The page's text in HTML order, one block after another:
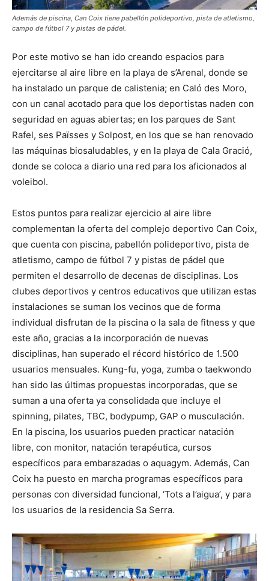
Además de piscina, Can Coix tiene pabellón polideportivo, pista de atletismo,
campo de fútbol 7 y pistas de pádel.
Por este motivo se han ido creando espacios para
ejercitarse al aire libre en la playa de s’Arenal, donde se
ha instalado un parque de calistenia; en Caló des Moro,
con un canal acotado para que los deportistas naden con
seguridad en aguas abiertas; en los parques de Sant
Rafel, ses Païsses y Solpost, en los que se han renovado
las máquinas biosaludables, y en la playa de Cala Gració,
donde se coloca a diario una red para los aficionados al
voleibol.
Estos puntos para realizar ejercicio al aire libre
complementan la oferta del complejo deportivo Can Coix,
que cuenta con piscina, pabellón polideportivo, pista de
atletismo, campo de fútbol 7 y pistas de pádel que
permiten el desarrollo de decenas de disciplinas. Los
clubes deportivos y centros educativos que utilizan estas
instalaciones se suman los vecinos que de forma
individual disfrutan de la piscina o la sala de fitness y que
este año, gracias a la incorporación de nuevas
disciplinas, han superado el récord histórico de 1.500
usuarios mensuales. Kung-fu, yoga, zumba o taekwondo
han sido las últimas propuestas incorporadas, que se
suman a una oferta ya consolidada que incluye el
spinning, pilates, TBC, bodypump, GAP o musculación.
En la piscina, los usuarios pueden practicar natación
libre, con monitor, natación terapéutica, cursos
específicos para embarazadas o aquagym. Además, Can
Coix ha puesto en marcha programas específicos para
personas con diversidad funcional, ‘Tots a l’aigua’, y para
los usuarios de la residencia Sa Serra.